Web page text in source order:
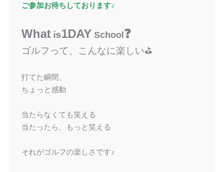
ご参加お待ちしております♪
Whatis1DAY School❓
ゴルフって、こんなに楽しい⛳️
打てた瞬間、
ちょっと感動
当たらなくても笑える
当たったら、もっと笑える
それがゴルフの楽しさです♪